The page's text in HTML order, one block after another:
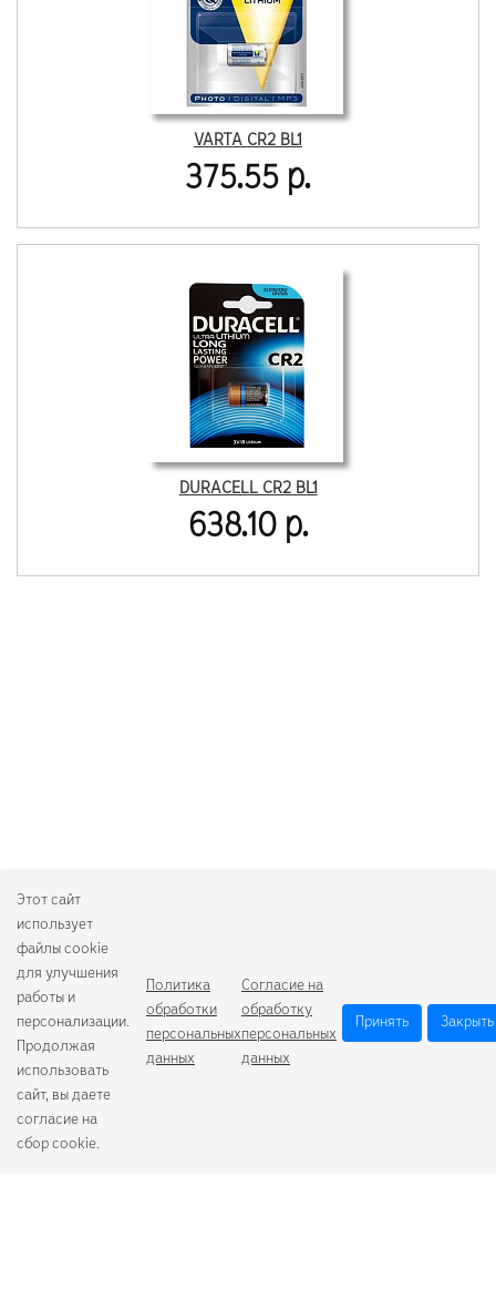
VARTA CR2 BL1
375.55 р.
DURACELL CR2 BL1
638.10 р.
Этот сайт
использует
файлы cookie
для улучшения
работы и
персонализации.
Продолжая
использовать
сайт, вы даете
согласие на
сбор cookie.
Политика
обработки
персональных
данных
Согласие на
обработку
персональных
данных
Принять Закрыть